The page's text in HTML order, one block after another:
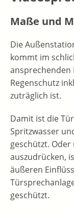
Maße und
Die
kommt im
ansprechenden
Regenschutz
zuträglich ist.
Damit ist die
Spritzwasser
geschützt. Oder
auszudrücken,
äußeren
geschützt.